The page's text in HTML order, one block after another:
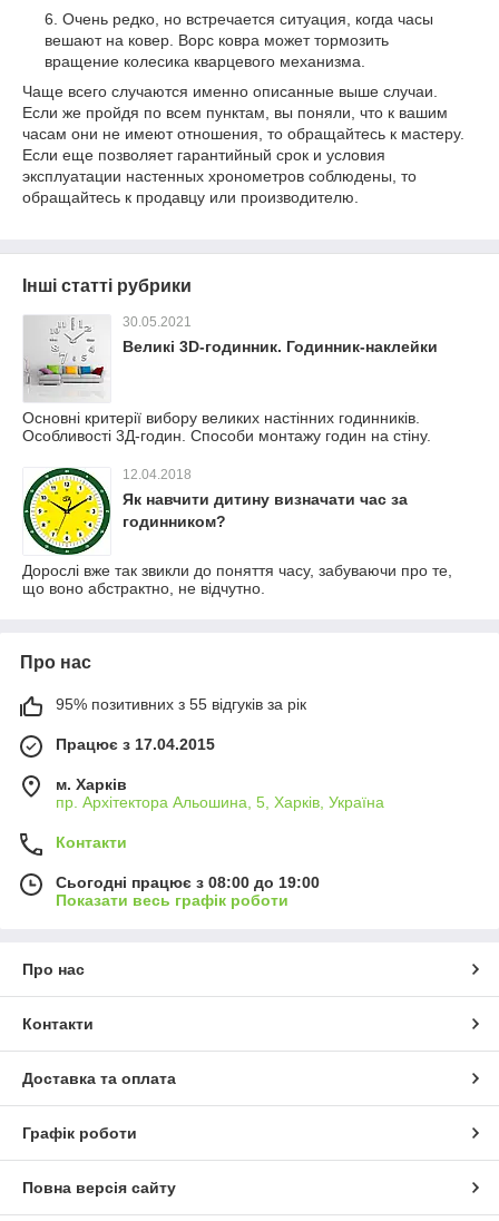
Очень редко, но встречается ситуация, когда часы
вешают на ковер. Ворс ковра может тормозить
вращение колесика кварцевого механизма.
Чаще всего случаются именно описанные выше случаи.
Если же пройдя по всем пунктам, вы поняли, что к вашим
часам они не имеют отношения, то обращайтесь к мастеру.
Если еще позволяет гарантийный срок и условия
эксплуатации настенных хронометров соблюдены, то
обращайтесь к продавцу или производителю.
Інші статті рубрики
30.05.2021
Великі 3D-годинник. Годинник-наклейки
Основні критерії вибору великих настінних годинників.
Особливості 3Д-годин. Способи монтажу годин на стіну.
12.04.2018
Як навчити дитину визначати час за
годинником?
Дорослі вже так звикли до поняття часу, забуваючи про те,
що воно абстрактно, не відчутно.
Про нас
95% позитивних з 55 відгуків за рік
Працює з 17.04.2015
м. Харків
пр. Архітектора Альошина, 5, Харків, Україна
Контакти
Сьогодні працює з 08:00 до 19:00
Показати весь графік роботи
Про нас
Контакти
Доставка та оплата
Графік роботи
Повна версія сайту